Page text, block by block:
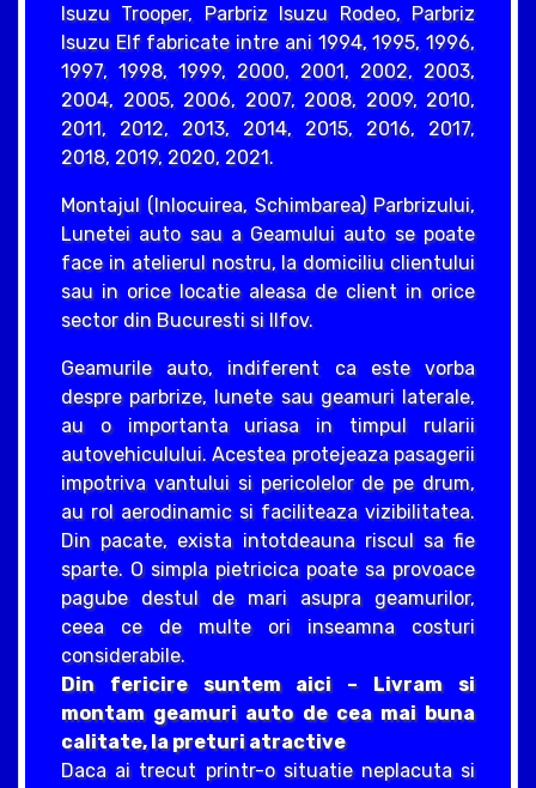
Isuzu Trooper, Parbriz Isuzu Rodeo, Parbriz
Isuzu Elf fabricate intre ani 1994, 1995, 1996,
1997, 1998, 1999, 2000, 2001, 2002, 2003,
2004, 2005, 2006, 2007, 2008, 2009, 2010,
2011, 2012, 2013, 2014, 2015, 2016, 2017,
2018, 2019, 2020, 2021.
Montajul (Inlocuirea, Schimbarea) Parbrizului,
Lunetei auto sau a Geamului auto se poate
face in atelierul nostru, la domiciliu clientului
sau in orice locatie aleasa de client in orice
sector din Bucuresti si Ilfov.
Geamurile auto, indiferent ca este vorba
despre parbrize, lunete sau geamuri laterale,
au o importanta uriasa in timpul rularii
autovehiculului. Acestea protejeaza pasagerii
impotriva vantului si pericolelor de pe drum,
au rol aerodinamic si faciliteaza vizibilitatea.
Din pacate, exista intotdeauna riscul sa fie
sparte. O simpla pietricica poate sa provoace
pagube destul de mari asupra geamurilor,
ceea ce de multe ori inseamna costuri
considerabile.
Din fericire suntem aici – Livram si
montam geamuri auto de cea mai buna
calitate, la preturi atractive
Daca ai trecut printr-o situatie neplacuta si